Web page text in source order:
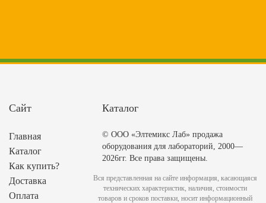
Сайт
Главная
Каталог
Как купить?
Доставка
Оплата
Каталог
© ООО «Элтемикс Лаб» продажа
оборудования для лабораторий, 2000—
2026гг. Все права защищены.
Вся представленная на сайте информация, касающаяся
технических характеристик, наличия, стоимости
товаров и сроков поставки, носит информационный